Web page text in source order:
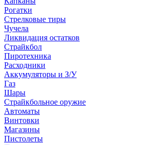
Рогатки
Стрелковые тиры
Чучела
Ликвидация остатков
Страйкбол
Пиротехника
Расходники
Аккумуляторы и З/У
Газ
Шары
Страйкбольное оружие
Автоматы
Винтовки
Магазины
Пистолеты